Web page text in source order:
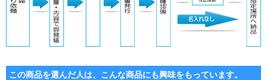
この商品を選んだ人は、こんな商品にも興味をもっています。